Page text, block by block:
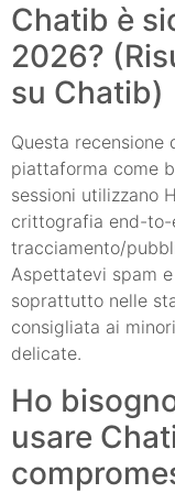
Chatib è
2026?
su Chatib)
Questa recensione
piattaforma come
sessioni utilizzano
crittografia end-to-
tracciamento/
Aspettatevi spam
soprattutto nelle
consigliata ai
delicate.
Ho
usare